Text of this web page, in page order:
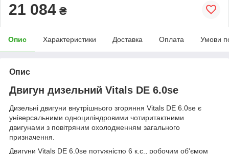
21 084 ₴
Опис Характеристики Доставка Оплата Умови
Опис
Двигун дизельний Vitals DE 6.0se
Дизельні двигуни внутрішнього згоряння Vitals DE 6.0se є
універсальними одноциліндровими чотиритактними
двигунами з повітряним охолодженням загального
призначення.
Двигуни Vitals DE 6.0se потужністю 6 к.с., робочим об'ємом